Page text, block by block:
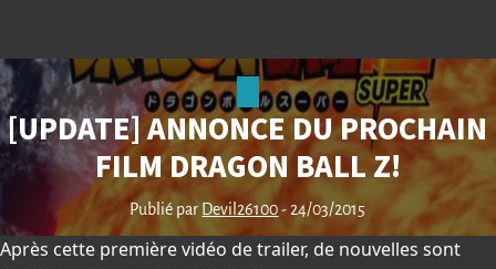
[UPDATE] ANNONCE DU PROCHAIN
FILM DRAGON BALL Z!
Publié par Devil26100- 24/03/2015
Après cette première vidéo de trailer, de nouvelles sont